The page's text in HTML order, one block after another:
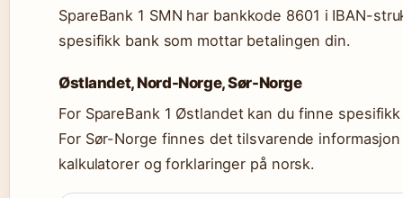
SpareBank 1 SMN har bankkode 8601 i IBAN-
spesifikk bank som mottar betalingen din.
Østlandet, Nord-Norge, Sør-Norge
For SpareBank 1 Østlandet kan du finne
For Sør-Norge finnes det tilsvarende
kalkulatorer og forklaringer på norsk.